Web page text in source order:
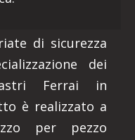
di sicurezza
dei
Ferrai in
è realizzato a
per pezzo